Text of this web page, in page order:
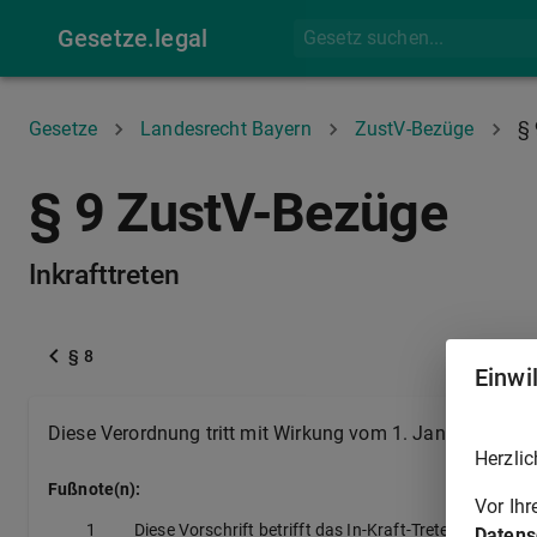
Gesetze.legal
Gesetze Landesrecht Bayern ZustV-Bezüge §
§ 9 ZustV-Bezüge
Inkrafttreten
§ 8
Diese Verordnung tritt mit Wirkung vom 1. Januar 1989
Fußnote(n):
1
Diese Vorschrift betrifft das In-Kraft-Treten der
Vor